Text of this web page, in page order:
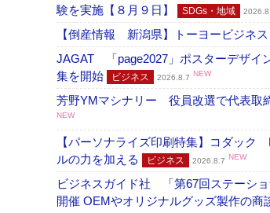
験を実施【８月９日】
SDGs・地域
【倒産情報 新潟県】トーヨービジネ
JAGAT 「page2027」ポスターデザイ
集を開始
ビジネス 2026.8.7 NEW
芳野YMマシナリー 役員改選で代表取
NEW
【パーソナライズ印刷特集】コダッ
ルの力を加える
ビジネス 2026.8.7 NEW
ビジネスガイド社 「第67回ステーシ
開催 OEMやオリジナルグッズ製作の商